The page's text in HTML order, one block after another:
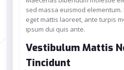
sed massa euismod
eget mattis laoreet, ante turpis
ipsum dui quis ante.
Vestibulum Mattis
Tincidunt